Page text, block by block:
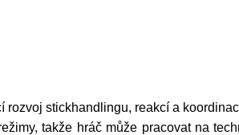
stickhandlingu, reakcí a
takže hráč může pracovat na